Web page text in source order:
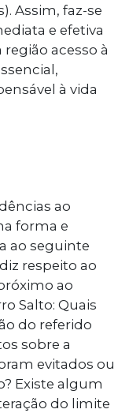
Assim, faz-se
e efetiva
acesso à
à vida
ao
forma e
ao seguinte
respeito ao
ao
Salto: Quais
do referido
sobre a
evitados ou
Existe algum
do limite